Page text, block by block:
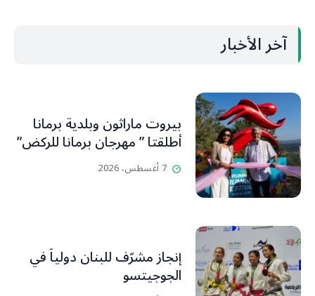
آخر الأخبار
بيروت ماراثون وبلدية برمانا
أطلقتا ” مهرجان برمانا للركض”
7 أغسطس، 2026
إنجاز مشرّف للبنان دولياً في
الجوجيتسو